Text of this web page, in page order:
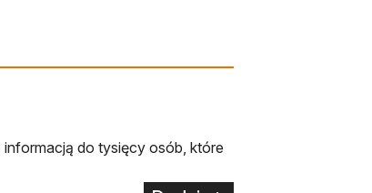
do tysięcy osób, które